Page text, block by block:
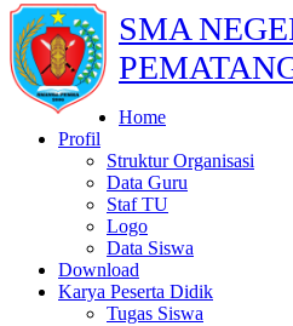
SMA
Home
Profil
Struktur Organisasi
Data Guru
Staf TU
Logo
Data Siswa
Download
Karya Peserta Didik
Tugas Siswa